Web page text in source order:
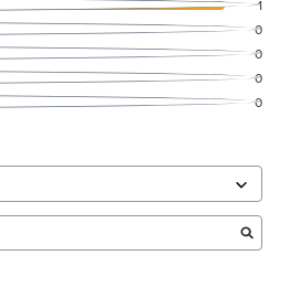
1
0
0
0
0